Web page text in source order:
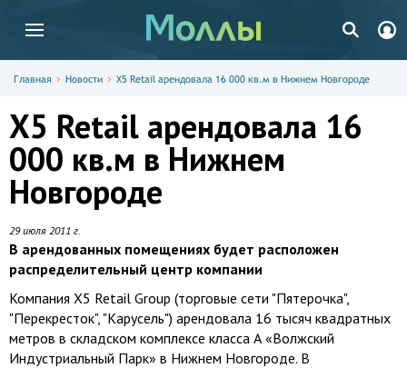
Главная Новости X5 Retail арендовала 16 000 кв.м в Нижнем Новгороде
X5 Retail арендовала 16
000 кв.м в Нижнем
Новгороде
29 июля 2011 г.
В арендованных помещениях будет расположен
распределительный центр компании
Компания X5 Retail Group (торговые сети "Пятерочка",
"Перекресток", "Карусель") арендовала 16 тысяч квадратных
метров в складском комплексе класса А «Волжский
Индустриальный Парк» в Нижнем Новгороде. В